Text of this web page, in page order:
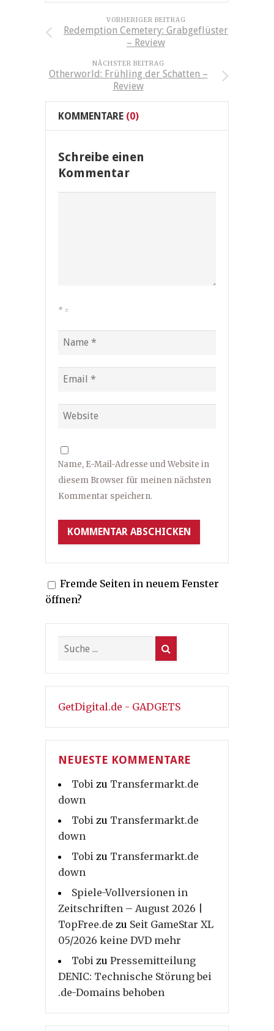
VORHERIGER BEITRAG
Redemption Cemetery: Grabgeflüster
– Review
NÄCHSTER BEITRAG
Otherworld: Frühling der Schatten –
Review
KOMMENTARE (0)
Schreibe einen
Kommentar
* =
Name, E-Mail-Adresse und Website in
diesem Browser für meinen nächsten
Kommentar speichern.
Fremde Seiten in neuem Fenster
öffnen?
GetDigital.de - GADGETS
NEUESTE KOMMENTARE
Tobi zu Transfermarkt.de
down
Tobi zu Transfermarkt.de
down
Tobi zu Transfermarkt.de
down
Spiele-Vollversionen in
Zeitschriften – August 2026 |
TopFree.de zu Seit GameStar XL
05/2026 keine DVD mehr
Tobi zu Pressemitteilung
DENIC: Technische Störung bei
.de-Domains behoben